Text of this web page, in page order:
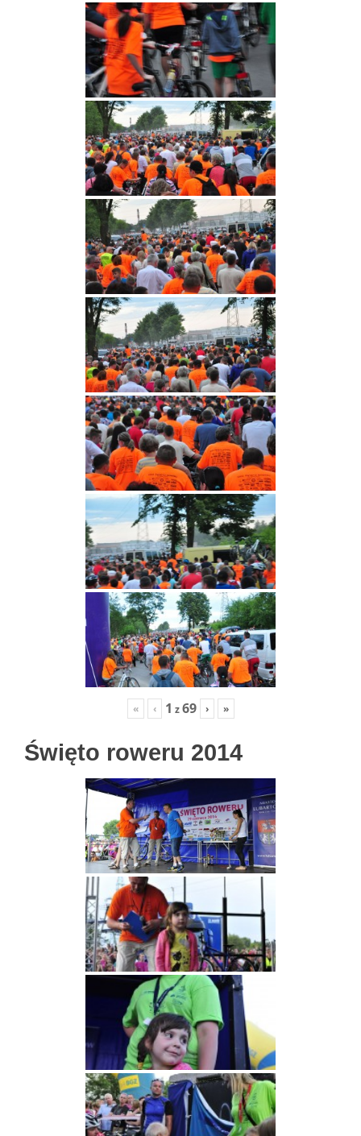
« ‹ 1 z69 › »
Święto roweru 2014